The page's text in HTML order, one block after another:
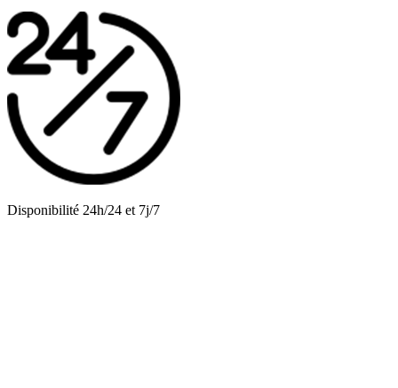
Disponibilité 24h/24 et 7j/7